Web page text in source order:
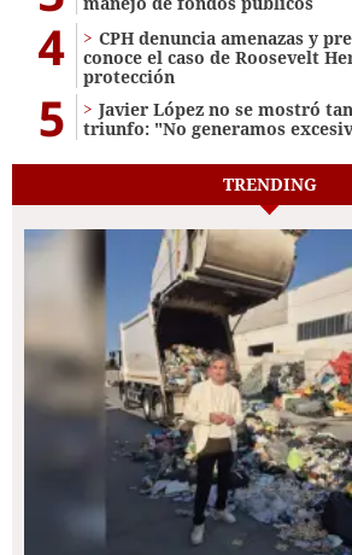
4
CPH denuncia amenazas y
conoce el caso de Roosevelt
protección
5
Javier López no se mostró
triunfo: "No generamos
TRENDING